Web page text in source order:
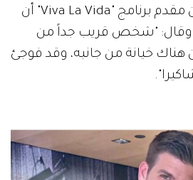
وفي وقت سابق، أعلن مقدم برنامج "Viva La Vida" أن
وقال: "شخص قريب جداً من
هناك خيانة من جانبه، وقد فوجئ